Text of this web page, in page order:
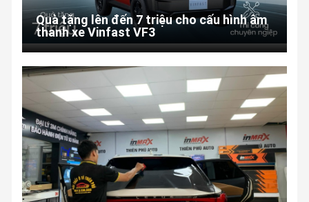
Quà tặng lên đến 7 triệu cho cấu hình âm
thanh xe Vinfast VF3